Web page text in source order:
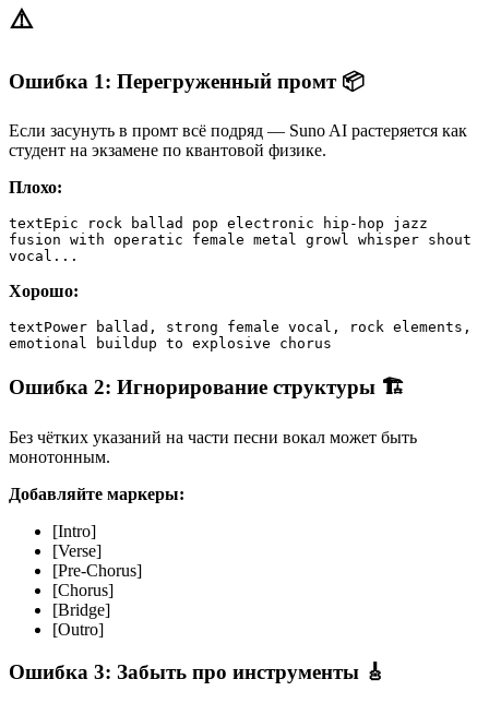
⚠️
Ошибка 1: Перегруженный промт 📦
Если засунуть в промт всё подряд — Suno AI растеряется как
студент на экзамене по квантовой физике.
Плохо:
textEpic rock ballad pop electronic hip-hop jazz
fusion with operatic female metal growl whisper shout
vocal...
Хорошо:
textPower ballad, strong female vocal, rock elements,
emotional buildup to explosive chorus
Ошибка 2: Игнорирование структуры 🏗️
Без чётких указаний на части песни вокал может быть
монотонным.
Добавляйте маркеры:
[Intro]
[Verse]
[Pre-Chorus]
[Chorus]
[Bridge]
[Outro]
Ошибка 3: Забыть про инструменты 🎸